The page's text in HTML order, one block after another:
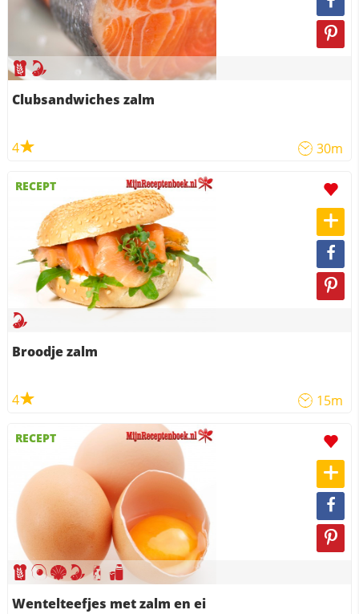
Clubsandwiches zalm
4 30m
RECEPT
Broodje zalm
4 15m
RECEPT
Wentelteefjes met zalm en ei